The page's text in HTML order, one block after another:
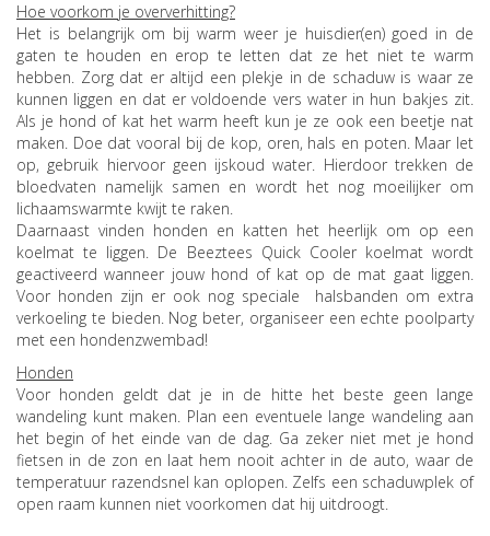
Hoe voorkom je oververhitting?
Het is belangrijk om bij warm weer je huisdier(en) goed in de
gaten te houden en erop te letten dat ze het niet te warm
hebben. Zorg dat er altijd een plekje in de schaduw is waar ze
kunnen liggen en dat er voldoende vers water in hun bakjes zit.
Als je hond of kat het warm heeft kun je ze ook een beetje nat
maken. Doe dat vooral bij de kop, oren, hals en poten. Maar let
op, gebruik hiervoor geen ijskoud water. Hierdoor trekken de
bloedvaten namelijk samen en wordt het nog moeilijker om
lichaamswarmte kwijt te raken.
Daarnaast vinden honden en katten het heerlijk om op een
koelmat te liggen. De Beeztees Quick Cooler koelmat wordt
geactiveerd wanneer jouw hond of kat op de mat gaat liggen.
Voor honden zijn er ook nog speciale halsbanden om extra
verkoeling te bieden. Nog beter, organiseer een echte poolparty
met een hondenzwembad!
Honden
Voor honden geldt dat je in de hitte het beste geen lange
wandeling kunt maken. Plan een eventuele lange wandeling aan
het begin of het einde van de dag. Ga zeker niet met je hond
fietsen in de zon en laat hem nooit achter in de auto, waar de
temperatuur razendsnel kan oplopen. Zelfs een schaduwplek of
open raam kunnen niet voorkomen dat hij uitdroogt.